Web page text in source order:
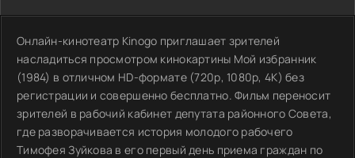
Онлайн-кинотеатр Kinogo приглашает зрителей
насладиться просмотром кинокартины Мой избранник
(1984) в отличном HD-формате (720p, 1080p, 4K) без
регистрации и совершенно бесплатно. Фильм переносит
зрителей в рабочий кабинет депутата районного Совета,
где разворачивается история молодого рабочего
Тимофея Зуйкова в его первый день приема граждан по